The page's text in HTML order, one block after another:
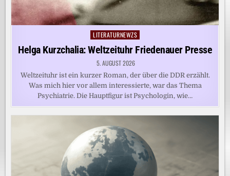
Posted
in
LITERATURNEWZS
Helga Kurzchalia: Weltzeituhr Friedenauer Presse
5. AUGUST 2026
Weltzeituhr ist ein kurzer Roman, der über die DDR erzählt.
Was mich hier vor allem interessierte, war das Thema
Psychiatrie. Die Hauptfigur ist Psychologin, wie…